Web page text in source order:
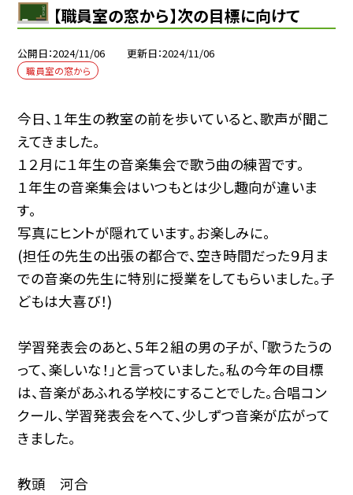
【職員室の窓から】次の目標に向けて
公開日 2024/11/06 更新日 2024/11/06
職員室の窓から
今日、１年生の教室の前を歩いていると、歌声が聞こ
えてきました。
１２月に１年生の音楽集会で歌う曲の練習です。
１年生の音楽集会はいつもとは少し趣向が違いま
す。
写真にヒントが隠れています。お楽しみに。
(担任の先生の出張の都合で、空き時間だった９月ま
での音楽の先生に特別に授業をしてもらいました。子
どもは大喜び！)
学習発表会のあと、５年２組の男の子が、「歌うたうの
って、楽しいな！」と言っていました。私の今年の目標
は、音楽があふれる学校にすることでした。合唱コン
クール、学習発表会をへて、少しずつ音楽が広がって
きました。
教頭 河合